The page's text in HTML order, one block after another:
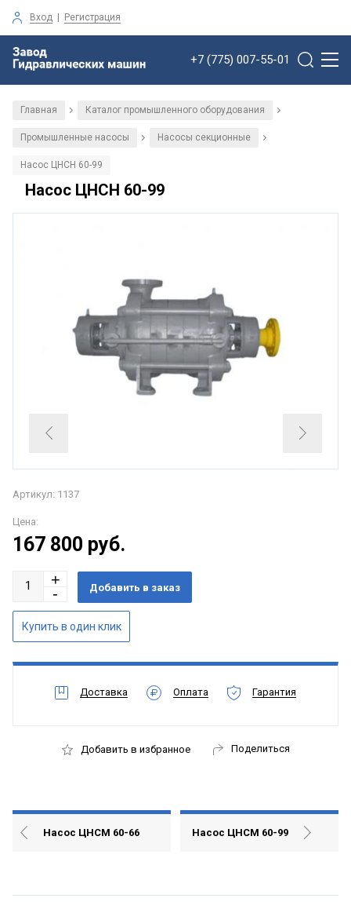
Вход | Регистрация
+7 (775) 007-55-01
Главная / Каталог промышленного оборудования /
Промышленные насосы / Насосы секционные /
Насос ЦНСН 60-99
Насос ЦНСН 60-99
Артикул: 1137
Цена:
167 800 руб.
Доставка Оплата Гарантия
Добавить в избранное Поделиться
Насос ЦНСМ 60-66 Насос ЦНСМ 60-99